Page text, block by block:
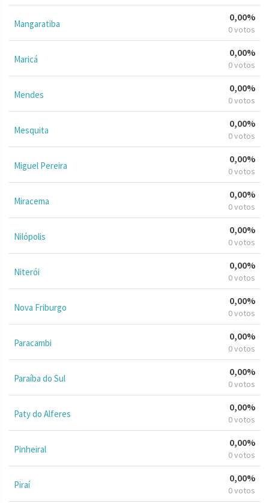
Mangaratiba
0,00%
0 votos
Maricá
0,00%
0 votos
Mendes
0,00%
0 votos
Mesquita
0,00%
0 votos
Miguel Pereira
0,00%
0 votos
Miracema
0,00%
0 votos
Nilópolis
0,00%
0 votos
Niterói
0,00%
0 votos
Nova Friburgo
0,00%
0 votos
Paracambi
0,00%
0 votos
Paraíba do Sul
0,00%
0 votos
Paty do Alferes
0,00%
0 votos
Pinheiral
0,00%
0 votos
Piraí
0,00%
0 votos